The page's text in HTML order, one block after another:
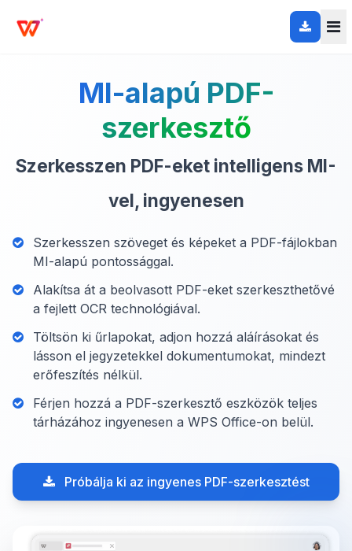
MI-alapú PDF-
szerkesztő
Szerkesszen PDF-eket intelligens MI-
vel, ingyenesen
Szerkesszen szöveget és képeket a PDF-fájlokban
MI-alapú pontossággal.
Alakítsa át a beolvasott PDF-eket szerkeszthetővé
a fejlett OCR technológiával.
Töltsön ki űrlapokat, adjon hozzá aláírásokat és
lásson el jegyzetekkel dokumentumokat, mindezt
erőfeszítés nélkül.
Férjen hozzá a PDF-szerkesztő eszközök teljes
tárházához ingyenesen a WPS Office-on belül.
Próbálja ki az ingyenes PDF-szerkesztést